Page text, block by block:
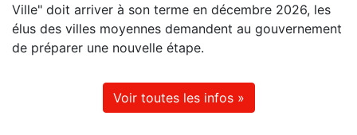
Ville" doit arriver à son terme en décembre 2026, les
élus des villes moyennes demandent au gouvernement
de préparer une nouvelle étape.
Voir toutes les infos »